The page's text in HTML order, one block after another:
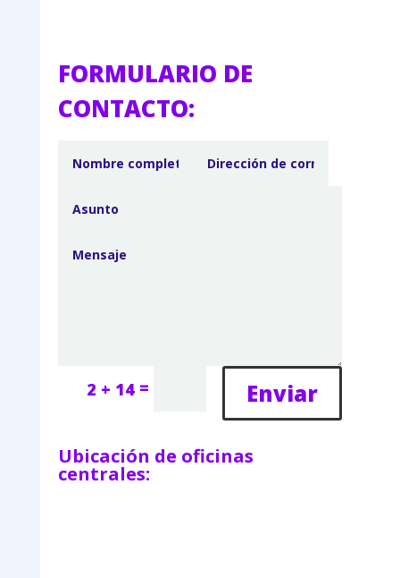
FORMULARIO DE
CONTACTO:
2 + 14 = Enviar
Ubicación de oficinas
centrales: